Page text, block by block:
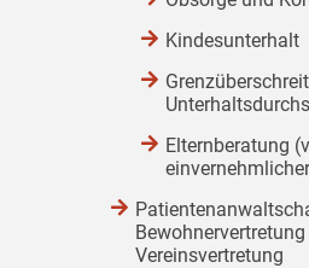
Kindesunterhalt
Elternberatung
Vereinsvertretung